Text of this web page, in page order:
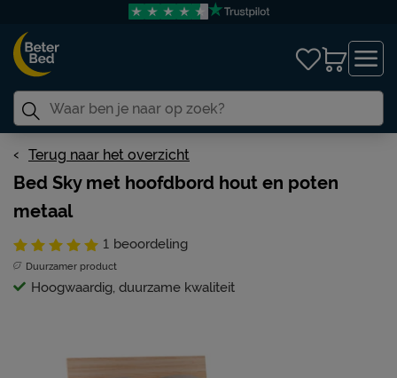
Terug naar het overzicht
Bed Sky met hoofdbord hout en poten
metaal
1 beoordeling
Duurzamer product
Hoogwaardig, duurzame kwaliteit